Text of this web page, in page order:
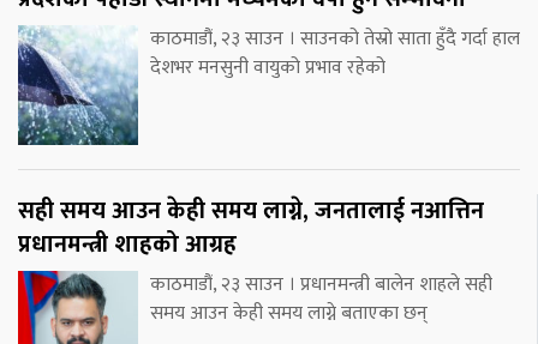
काठमाडौं, २३ साउन । साउनको तेस्रो साता हुँदै गर्दा हाल
देशभर मनसुनी वायुको प्रभाव रहेको
सही समय आउन केही समय लाग्ने, जनतालाई नआत्तिन
प्रधानमन्त्री शाहको आग्रह
काठमाडौं, २३ साउन । प्रधानमन्त्री बालेन शाहले सही
समय आउन केही समय लाग्ने बताएका छन्